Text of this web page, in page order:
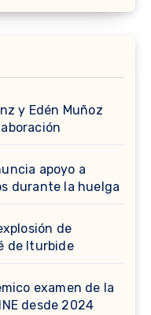
y Edén Muñoz
apoyo a
durante la huelga
de
de Iturbide
examen de la
desde 2024